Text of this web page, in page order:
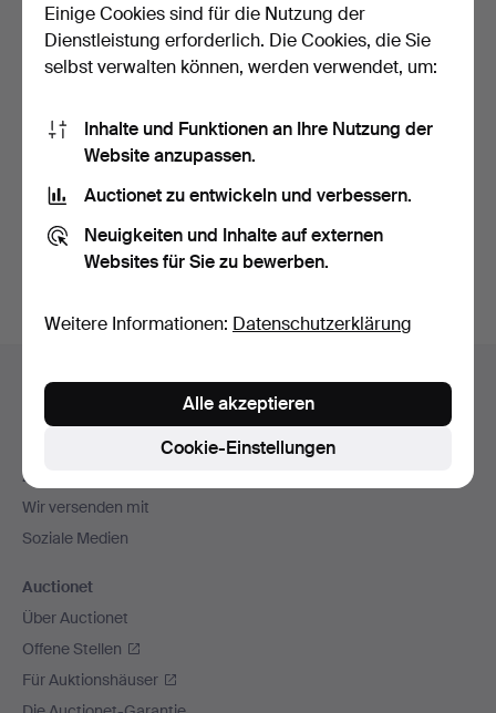
SERVIERWAGEN.
Bauhaus-Stil, verchromtes
Me…
5 Tage
ADAM HOFF & POUL
ØSTERGAARD.
Garderobenstä…
5 Tage
Suche speichern
Archiv
suchen.
Navigation
Hilfe und Kontakt
Kontakt mit dem Support aufnehmen
Zahlungsweisen
Wir versenden mit
Soziale Medien
Auctionet
Über Auctionet
Offene Stellen
Für Auktionshäuser
Einige Cookies sind für die Nutzung der
Dienstleistung erforderlich. Die Cookies, die Sie
selbst verwalten können, werden verwendet, um:
Inhalte und Funktionen an Ihre Nutzung der
Website anzupassen.
Auctionet zu entwickeln und verbessern.
Neuigkeiten und Inhalte auf externen
Websites für Sie zu bewerben.
Weitere Informationen: Datenschutzerklärung
Cookie-Einstellungen
Alle akzeptieren